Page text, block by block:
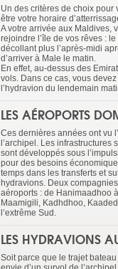
Un des critères de choix pour
être votre horaire
A votre arrivée aux Maldives,
rejoindre l’île de vos rêves :
décollant plus l’après-midi
d’arriver à Male le matin.
En effet, au-dessus des
vols. Dans ce cas, vous
l’hydravion du lendemain
LES AÉROPORTS
Ces dernières années ont vu
l’archipel. Les infrastructures
sont développés sous
pour des besoins
temps dans les transferts et
hydravions. Deux
aéroports : de Hanimaadhoo
Maamigili, Kadhdhoo,
l’extrême Sud.
LES HYDRAVIONS
Soit parce que le trajet